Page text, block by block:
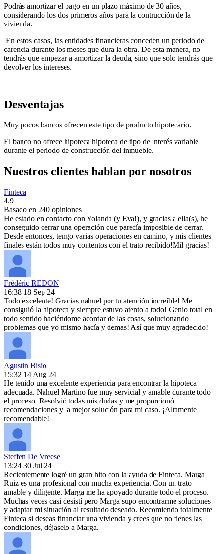
Podrás amortizar el pago en un plazo máximo de 30 años,
considerando los dos primeros años para la contrucción de la
vivienda.
En estos casos, las entidades financieras conceden un periodo de
carencia durante los meses que dura la obra. De esta manera, no
tendrás que empezar a amortizar la deuda, sino que solo tendrás que
devolver los intereses.
Desventajas
Muy pocos bancos ofrecen este tipo de producto hipotecario.
El banco no ofrece hipoteca hipoteca de tipo de interés variable
durante el periodo de construcción del inmueble.
Nuestros clientes hablan por nosotros
Finteca
4.9
Basado en 240 opiniones
He estado en contacto con Yolanda (y Eva!), y gracias a ella(s), he
conseguido cerrar una operación que parecía imposible de cerrar.
Desde entonces, tengo varias operaciones en camino, y mis clientes
finales están todos muy contentos con el trato recibido!Mil gracias!
Frédéric REDON
16:38 18 Sep 24
Todo excelente! Gracias nahuel por tu atención increíble! Me
consiguió la hipoteca y siempre estuvo atento a todo! Genio total en
todo sentido haciéndome acordar de las cosas, solucionando
problemas que yo mismo hacía y demas! Así que muy agradecido!
Agustin Bisio
15:32 14 Aug 24
He tenido una excelente experiencia para encontrar la hipoteca
adecuada. Nahuel Martino fue muy servicial y amable durante todo
el proceso. Resolvió todas mis dudas y me proporcionó
recomendaciones y la mejor solución para mi caso. ¡Altamente
recomendable!
Steffen De Vreese
13:24 30 Jul 24
Recientemente logré un gran hito con la ayuda de Finteca. Marga
Ruiz es una profesional con mucha experiencia. Con un trato
amable y diligente. Marga me ha apoyado durante todo el proceso.
Muchas veces casi desistí pero Marga supo encontrarme soluciones
y adaptar mi situación al resultado deseado. Recomiendo totalmente
Finteca si deseas financiar una vivienda y crees que no tienes las
condiciones, déjaselo a Marga.